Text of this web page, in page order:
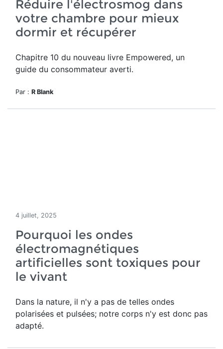
Réduire l'électrosmog dans
votre chambre pour mieux
dormir et récupérer
Chapitre 10 du nouveau livre Empowered, un
guide du consommateur averti.
Par : R Blank
4 juillet, 2025
Pourquoi les ondes
électromagnétiques
artificielles sont toxiques pour
le vivant
Dans la nature, il n'y a pas de telles ondes
polarisées et pulsées; notre corps n'y est donc pas
adapté.